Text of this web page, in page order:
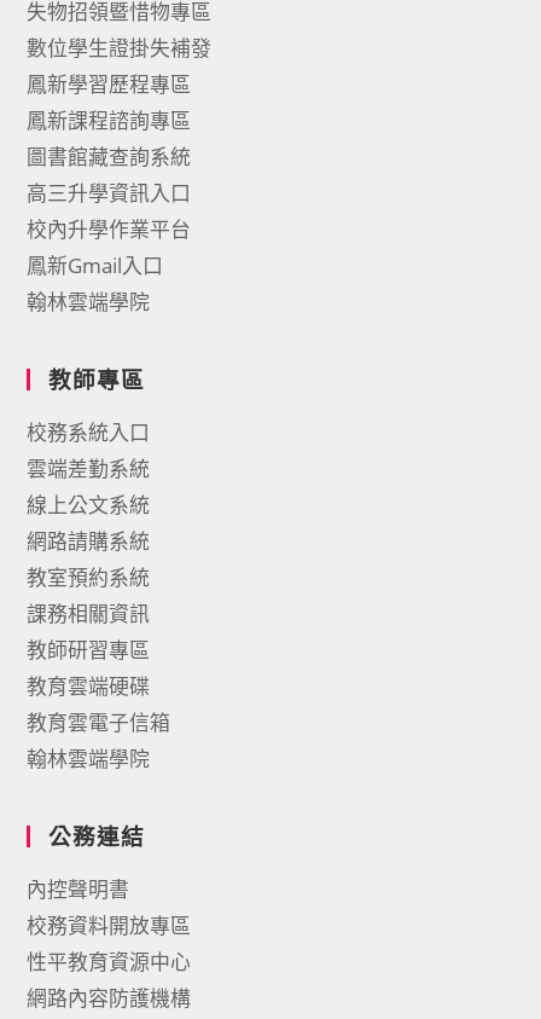
失物招領暨惜物專區
數位學生證掛失補發
鳳新學習歷程專區
鳳新課程諮詢專區
圖書館藏查詢系統
高三升學資訊入口
校內升學作業平台
鳳新Gmail入口
翰林雲端學院
教師專區
校務系統入口
雲端差勤系統
線上公文系統
網路請購系統
教室預約系統
課務相關資訊
教師研習專區
教育雲端硬碟
教育雲電子信箱
翰林雲端學院
公務連結
內控聲明書
校務資料開放專區
性平教育資源中心
網路內容防護機構